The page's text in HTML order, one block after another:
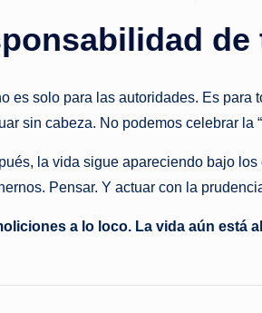
de
es solo para las autoridades. Es
sin cabeza. No podemos celebrar
la vida sigue apareciendo bajo
Pensar. Y actuar con la
a lo loco. La vida aún está